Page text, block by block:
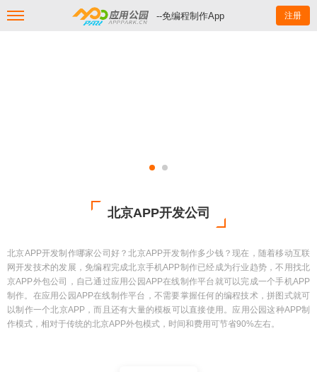
--免编程制作App 注册
北京APP开发公司
北京APP开发制作哪家公司好？北京APP开发制作多少钱？现在，随着移动互联
网开发技术的发展，免编程完成北京手机APP制作已经成为行业趋势，不用找北
京APP外包公司，自己通过应用公园APP在线制作平台就可以完成一个手机APP
制作。在应用公园APP在线制作平台，不需要掌握任何的编程技术，拼图式就可
以制作一个北京APP，而且还有大量的模板可以直接使用。应用公园这种APP制
作模式，相对于传统的北京APP外包模式，时间和费用可节省90%左右。